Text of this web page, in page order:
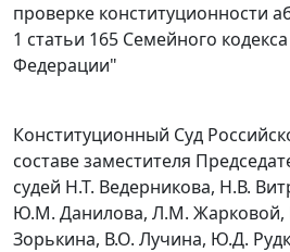
проверке конституционности
1 статьи 165 Семейного
Федерации"
Конституционный Суд
составе заместителя
судей Н.Т. Ведерникова, Н.В.
Ю.М. Данилова, Л.М. Жарковой,
Зорькина, В.О. Лучина, Ю.Д.